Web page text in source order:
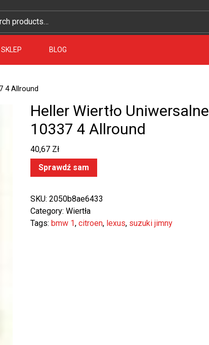
SKLEP BLOG
4 Allround
Heller Wiertło Uniwersalne
10337 4 Allround
40,67 Zł
Sprawdź sam
SKU: 2050b8ae6433
Category: Wiertła
Tags: bmw 1, citroen, lexus, suzuki jimny